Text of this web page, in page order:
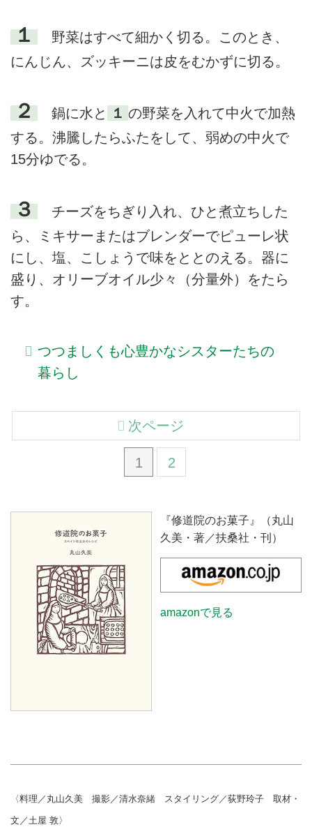
１
野菜はすべて細かく切る。このとき、
にんじん、ズッキーニは皮をむかずに切る。
２ 鍋に水と １ の野菜を入れて中火で加熱
する。沸騰したらふたをして、弱めの中火で
15分ゆでる。
３
チーズをちぎり入れ、ひと煮立ちした
ら、ミキサーまたはブレンダーでピューレ状
にし、塩、こしょうで味をととのえる。器に
盛り、オリーブオイル少々（分量外）をたら
す。
つつましくも心豊かなシスターたちの
暮らし
1 2
次ページ
『修道院のお菓子』（丸山
久美・著／扶桑社・刊）
amazonで見る
〈料理／丸山久美 撮影／清水奈緒 スタイリング／荻野玲子 取材・
文／土屋 敦〉